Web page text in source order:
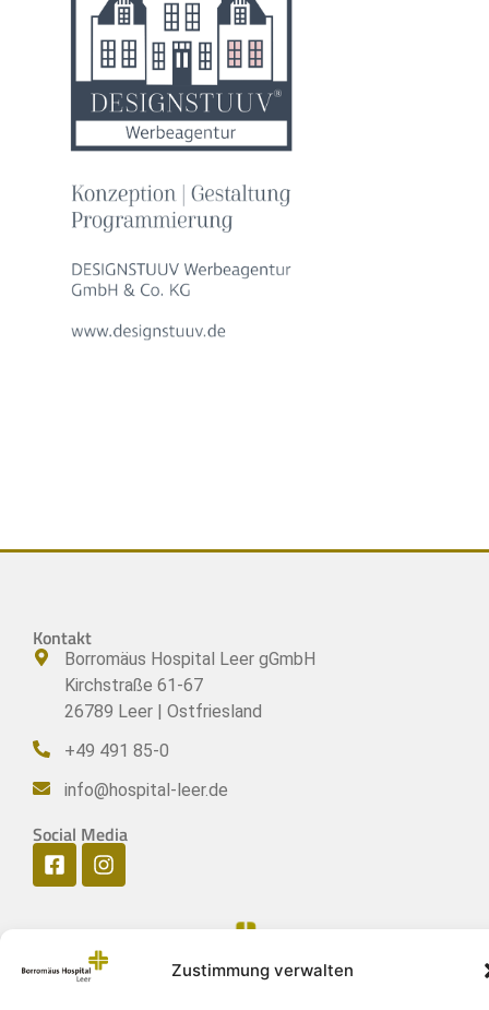
Zustimmung verwalten
Kontakt
Borromäus Hospital Leer gGmbH
Kirchstraße 61-67
26789 Leer | Ostfriesland
+49 491 85-0
info@hospital-leer.de
Social Media